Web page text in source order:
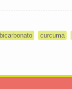
bicarbonato curcuma